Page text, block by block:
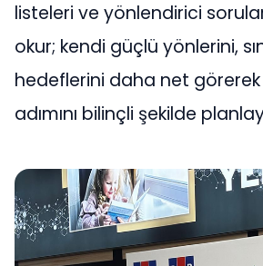
listeleri ve yönlendirici
okur; kendi güçlü yönlerini,
hedeflerini daha net
adımını bilinçli şekilde